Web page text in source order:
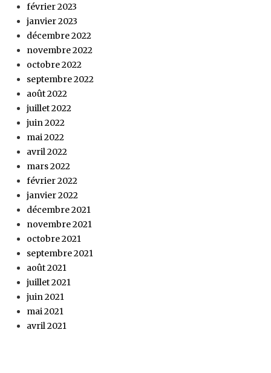
février 2023
janvier 2023
décembre 2022
novembre 2022
octobre 2022
septembre 2022
août 2022
juillet 2022
juin 2022
mai 2022
avril 2022
mars 2022
février 2022
janvier 2022
décembre 2021
novembre 2021
octobre 2021
septembre 2021
août 2021
juillet 2021
juin 2021
mai 2021
avril 2021